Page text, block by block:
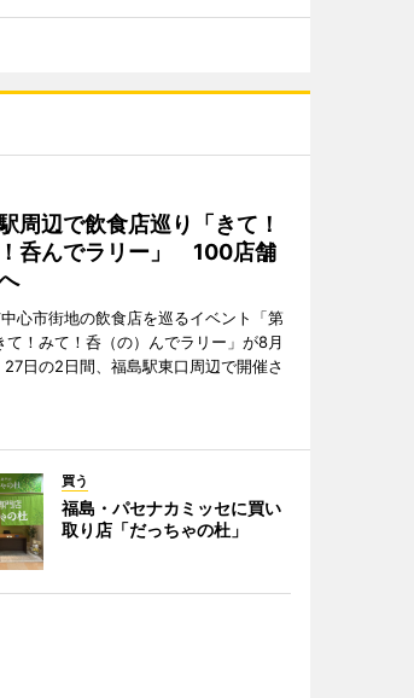
周辺で飲食店巡り「きて！
呑んでラリー」 100店舗
心市街地の飲食店を巡るイベント「第
て！みて！呑（の）んでラリー」が8月
27日の2日間、福島駅東口周辺で開催さ
買う
福島・パセナカミッセに買い
取り店「だっちゃの杜」